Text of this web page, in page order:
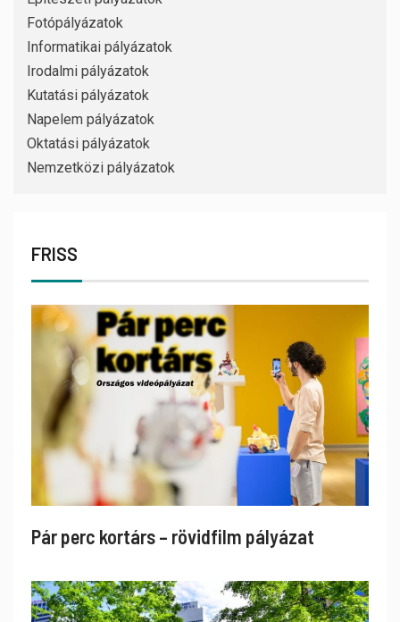
Fotópályázatok
Informatikai pályázatok
Irodalmi pályázatok
Kutatási pályázatok
Napelem pályázatok
Oktatási pályázatok
Nemzetközi pályázatok
FRISS
Pár perc kortárs – rövidfilm pályázat